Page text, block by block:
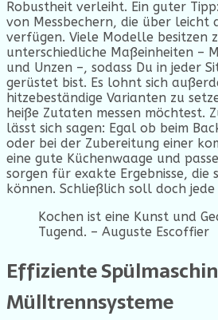
Robustheit verleiht. Ein guter
von Messbechern, die über leicht
verfügen. Viele Modelle besitzen
unterschiedliche Maßeinheiten –
und Unzen –, sodass Du in jeder
gerüstet bist. Es lohnt sich
hitzebeständige Varianten zu
heiße Zutaten messen möchtest.
lässt sich sagen: Egal ob beim
oder bei der Zubereitung einer
eine gute Küchenwaage und
sorgen für exakte Ergebnisse, die
können. Schließlich soll doch
Kochen ist eine Kunst und
Tugend. – Auguste Escoffier
Effiziente
Mülltrennsysteme